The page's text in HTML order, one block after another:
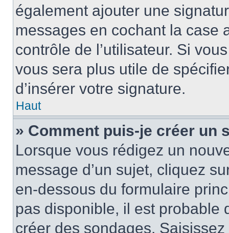
également ajouter une
messages en cochant la case
contrôle de l’utilisateur. Si
vous sera plus utile de
d’insérer votre signature.
Haut
» Comment puis-je créer un
Lorsque vous rédigez un
message d’un sujet, cliquez
en-dessous du formulaire
pas disponible, il est probable
créer des sondages.